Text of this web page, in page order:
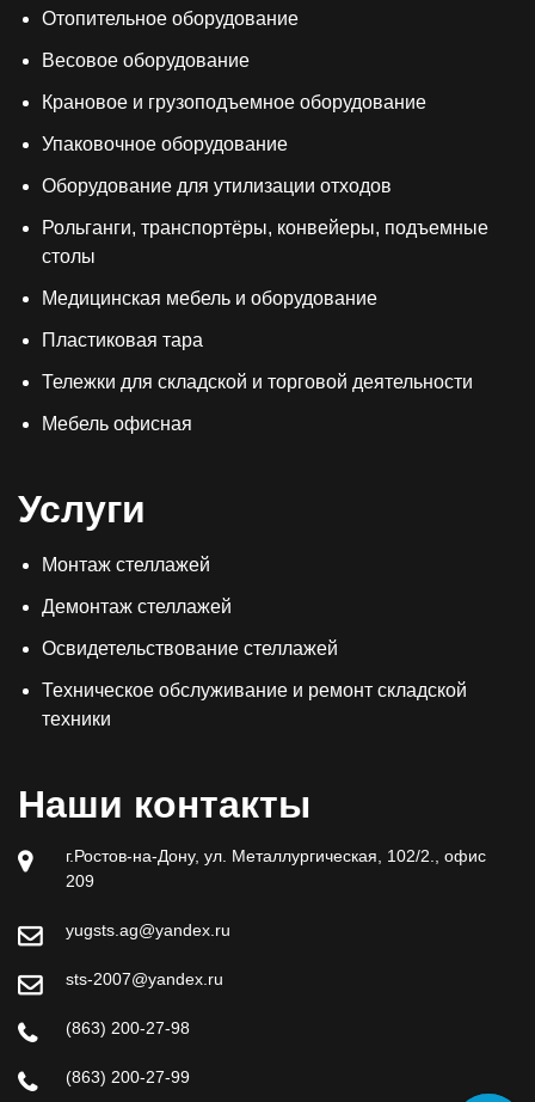
Отопительное оборудование
Весовое оборудование
Крановое и грузоподъемное оборудование
Упаковочное оборудование
Оборудование для утилизации отходов
Рольганги, транспортёры, конвейеры, подъемные
столы
Медицинская мебель и оборудование
Пластиковая тара
Тележки для складской и торговой деятельности
Мебель офисная
Услуги
Монтаж стеллажей
Демонтаж стеллажей
Освидетельствование стеллажей
Техническое обслуживание и ремонт складской
техники
Наши контакты
г.Ростов-на-Дону, ул. Металлургическая, 102/2., офис
209
yugsts.ag@yandex.ru
sts-2007@yandex.ru
(863) 200-27-98
(863) 200-27-99